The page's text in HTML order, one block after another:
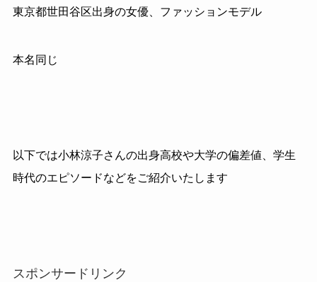
東京都世田谷区出身の女優、ファッションモデル
本名同じ
以下では小林涼子さんの出身高校や大学の偏差値、学生
時代のエピソードなどをご紹介いたします
スポンサードリンク